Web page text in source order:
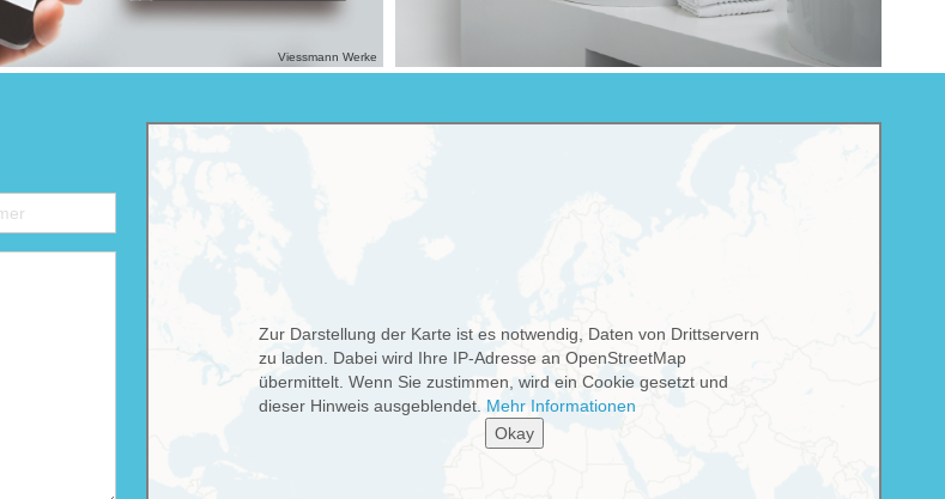
Viessmann Werke
Zur Darstellung der Karte ist es notwendig, Daten von Drittservern
zu laden. Dabei wird Ihre IP-Adresse an OpenStreetMap
übermittelt. Wenn Sie zustimmen, wird ein Cookie gesetzt und
dieser Hinweis ausgeblendet. Mehr Informationen